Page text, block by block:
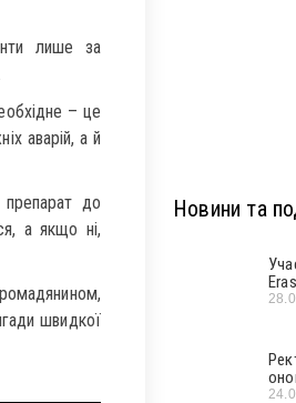
лише за
– це
аварій, а й
препарат до
а якщо ні,
швидкої
Новини та